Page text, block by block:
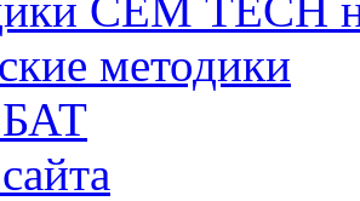
методики
БАТ